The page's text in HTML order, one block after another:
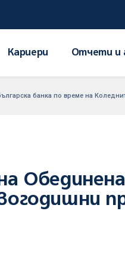
Кариери Отчети и
банка по време на